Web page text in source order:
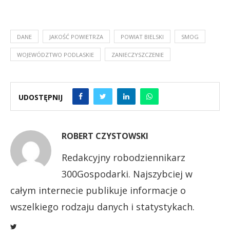
DANE JAKOŚĆ POWIETRZA POWIAT BIELSKI SMOG
WOJEWÓDZTWO PODLASKIE ZANIECZYSZCZENIE
UDOSTĘPNIJ
ROBERT CZYSTOWSKI
Redakcyjny robodziennikarz
300Gospodarki. Najszybciej w
całym internecie publikuje informacje o
wszelkiego rodzaju danych i statystykach.